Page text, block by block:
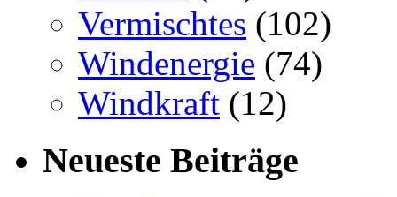
Vermischtes (102)
Windenergie (74)
Windkraft (12)
Neueste Beiträge